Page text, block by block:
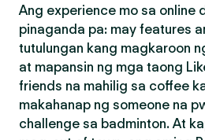
Ang experience mo sa online
pinaganda pa: may features
tutulungan kang magkaroon
at mapansin ng mga taong
friends na mahilig sa coffee
makahanap ng someone na
challenge sa badminton. At